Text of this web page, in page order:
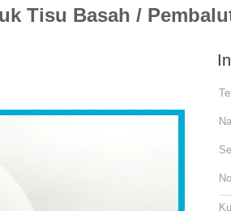
Tisu Basah /